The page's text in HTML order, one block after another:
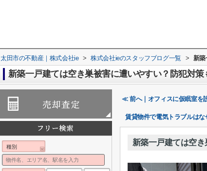
太田市の不動産｜株式会社ie > 株式会社ieのスタッフブログ一覧 > 新築
新築一戸建ては空き巣被害に遭いやすい？防犯対策
≪ 前へ｜オフィスに仮眠室を
賃貸物件で電気トラブルは
新築一戸建ては空き
種別